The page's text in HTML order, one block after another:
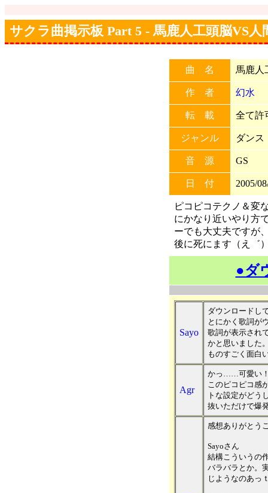
サクラ曲掲示板 Part 5 - 馬鹿人工頭脳VS人
曲 名 馬鹿人
作 者 幻水
転 載 全て許
ジャンル ダンス
音 源 GS
日 付 2005/
ピコピコテクノ＆変
にかなり近いやり方
ーでも大丈夫ですが
後に死にます（え゛
●ダ
Sayo
ダウンロードし
とにかく歌詞が
歌詞が表示され
かと思いました
ものすごく面白
Agr
かっ……可愛い
このピコピコ感
トな設定がどう
抜いただけで爆
感想ありがとう
Sayoさん
結構こういうの
バラバラとか。
じようなのあっ